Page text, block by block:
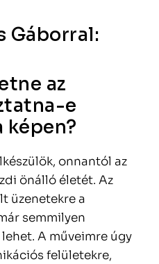
Gáborral:
az
e
képen?
onnantól az
önálló életét. Az
üzenetekre a
semmilyen
A műveimre úgy
felületekre,